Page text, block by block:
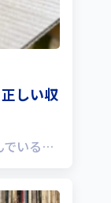
しい収
でいる…